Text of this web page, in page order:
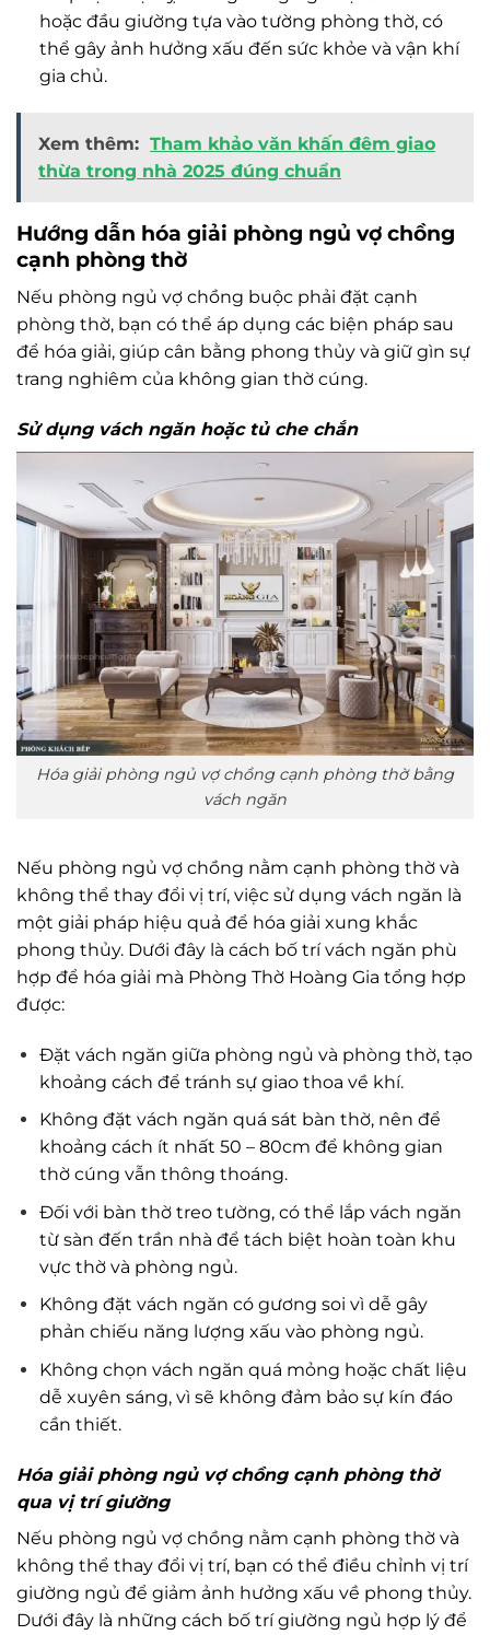
hoặc đầu giường tựa vào tường phòng thờ, có
thể gây ảnh hưởng xấu đến sức khỏe và vận khí
gia chủ.
Xem thêm: Tham khảo văn khấn đêm giao
thừa trong nhà 2025 đúng chuẩn
Hướng dẫn hóa giải phòng ngủ vợ chồng
cạnh phòng thờ
Nếu phòng ngủ vợ chồng buộc phải đặt cạnh
phòng thờ, bạn có thể áp dụng các biện pháp sau
để hóa giải, giúp cân bằng phong thủy và giữ gìn sự
trang nghiêm của không gian thờ cúng.
Sử dụng vách ngăn hoặc tủ che chắn
Hóa giải phòng ngủ vợ chồng cạnh phòng thờ bằng
vách ngăn
Nếu phòng ngủ vợ chồng nằm cạnh phòng thờ và
không thể thay đổi vị trí, việc sử dụng vách ngăn là
một giải pháp hiệu quả để hóa giải xung khắc
phong thủy. Dưới đây là cách bố trí vách ngăn phù
hợp để hóa giải mà Phòng Thờ Hoàng Gia tổng hợp
được:
Đặt vách ngăn giữa phòng ngủ và phòng thờ, tạo
khoảng cách để tránh sự giao thoa về khí.
Không đặt vách ngăn quá sát bàn thờ, nên để
khoảng cách ít nhất 50 – 80cm để không gian
thờ cúng vẫn thông thoáng.
Đối với bàn thờ treo tường, có thể lắp vách ngăn
từ sàn đến trần nhà để tách biệt hoàn toàn khu
vực thờ và phòng ngủ.
Không đặt vách ngăn có gương soi vì dễ gây
phản chiếu năng lượng xấu vào phòng ngủ.
Không chọn vách ngăn quá mỏng hoặc chất liệu
dễ xuyên sáng, vì sẽ không đảm bảo sự kín đáo
cần thiết.
Hóa giải phòng ngủ vợ chồng cạnh phòng thờ
qua vị trí giường
Nếu phòng ngủ vợ chồng nằm cạnh phòng thờ và
không thể thay đổi vị trí, bạn có thể điều chỉnh vị trí
giường ngủ để giảm ảnh hưởng xấu về phong thủy.
Dưới đây là những cách bố trí giường ngủ hợp lý để